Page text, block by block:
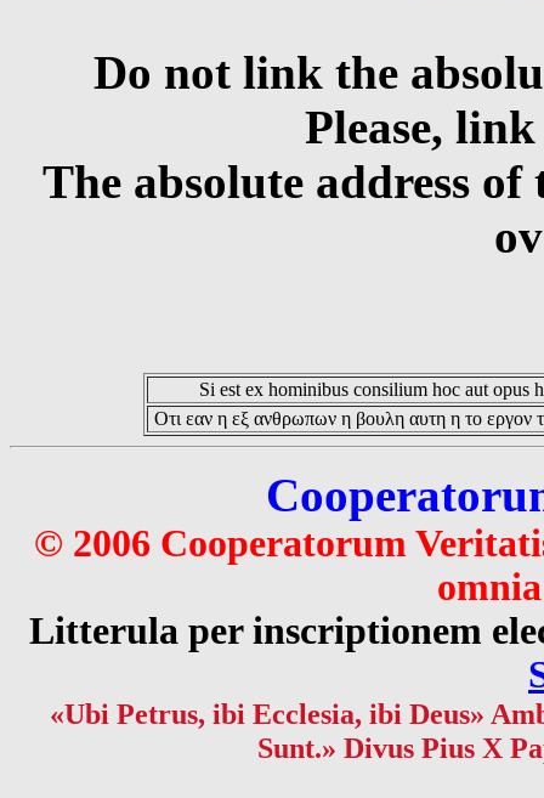
Do not link the
Please,
The absolute address
Si est ex hominibus consilium hoc aut opus
Οτι εαν η εξ ανθρωπων η βουλη αυτη η το εργον
© 2006 Cooperatorum
Litterula per inscriptionem
«Ubi Petrus, ibi Ecclesia, ibi Deus»
Sunt.» Divus Pius X